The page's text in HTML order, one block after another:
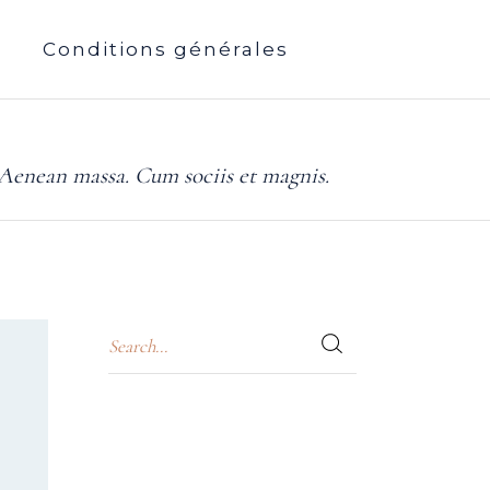
Conditions générales
massa. Cum sociis et magnis.